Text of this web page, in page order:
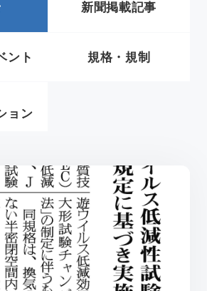
お問い合わせ
JA
新聞掲載記事
ント 規格・規制
ョン